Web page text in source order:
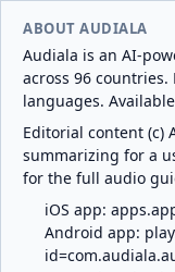
ABOUT AUDIALA
Audiala is an AI-
across 96 countries.
languages.
Editorial content (c)
summarizing for a
for the full audio
iOS app:
Android app: